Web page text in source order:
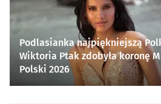
Podlasianka najpiękniejszą
Wiktoria Ptak zdobyła koronę
Polski 2026